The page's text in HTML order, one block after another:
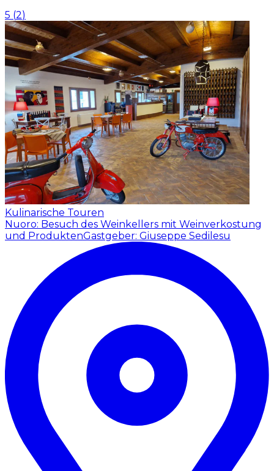
5 (2)
Kulinarische Touren
Nuoro: Besuch des Weinkellers mit Weinverkostung
und ProduktenGastgeber: Giuseppe Sedilesu